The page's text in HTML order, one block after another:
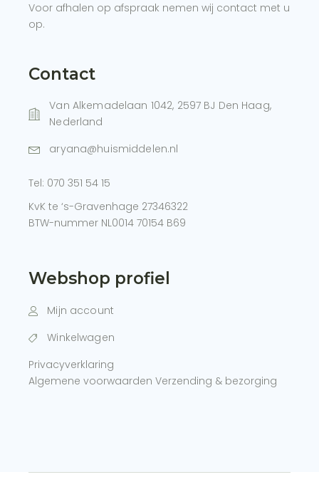
Voor afhalen op afspraak nemen wij contact met u
op.
Contact
Van Alkemadelaan 1042, 2597 BJ Den Haag,
Nederland
aryana@huismiddelen.nl
Tel: 070 351 54 15
KvK te ‘s-Gravenhage 27346322
BTW-nummer NL0014 70154 B69
Webshop profiel
Mijn account
Winkelwagen
Privacyverklaring
Algemene voorwaarden Verzending & bezorging